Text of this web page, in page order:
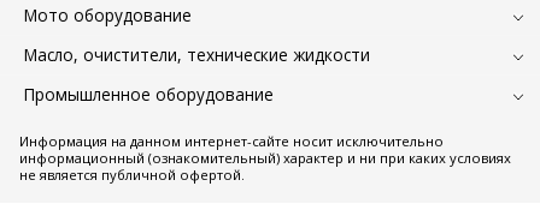
Мото оборудование
Масло, очистители, технические жидкости
Промышленное оборудование
Информация на данном интернет-сайте носит исключительно
информационный (ознакомительный) характер и ни при каких условиях
не является публичной офертой.